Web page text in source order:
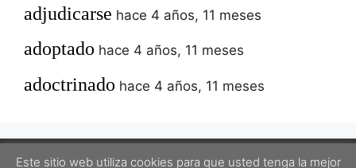
adjudicarse hace 4 años, 11 meses
adoptado hace 4 años, 11 meses
adoctrinado hace 4 años, 11 meses
Este sitio web utiliza cookies para que usted tenga la mejor